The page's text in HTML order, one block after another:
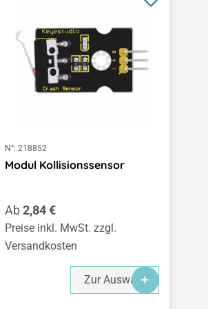
N°: 218852
Modul Kollisionssensor
Regulärer Preis:
Ab2,84 €
Preise inkl. MwSt. zzgl.
Versandkosten
Zur Auswahl